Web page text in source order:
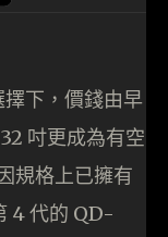
下，價錢由早
吋更成為有空
規格上已擁有
4 代的 QD-